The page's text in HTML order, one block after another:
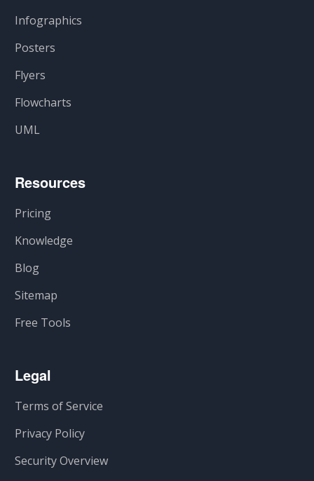
Infographics
Posters
Flyers
Flowcharts
UML
Resources
Pricing
Knowledge
Blog
Sitemap
Free Tools
Legal
Terms of Service
Privacy Policy
Security Overview